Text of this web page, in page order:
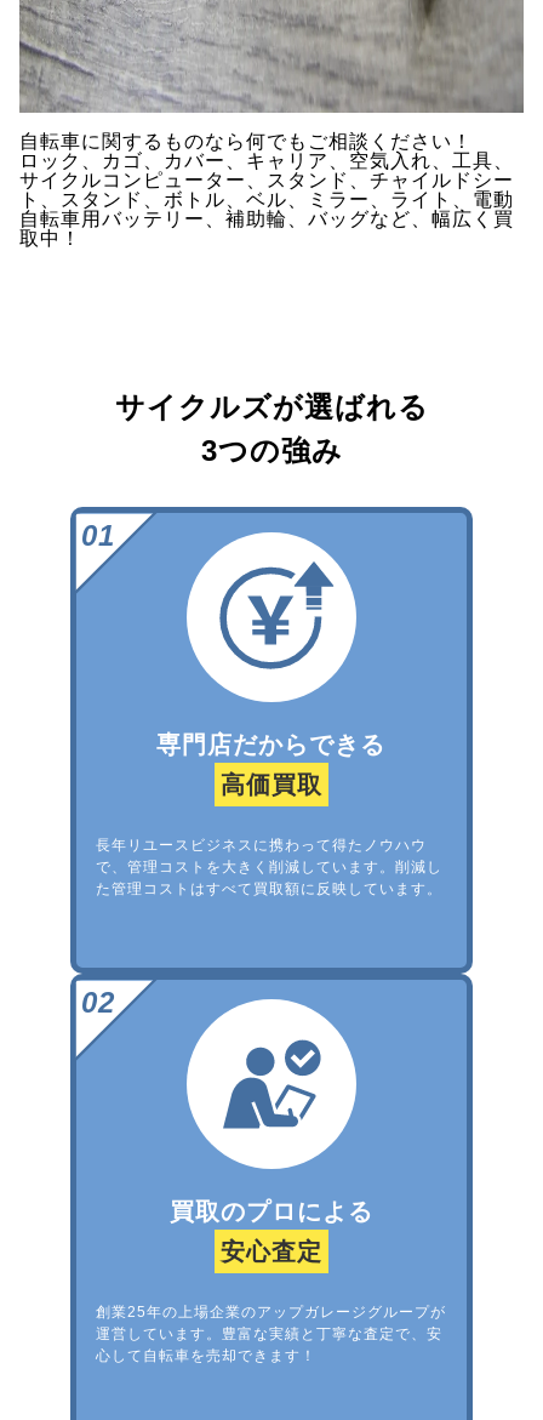
自転車に関するものなら何でもご相談ください！
ロック、カゴ、カバー、キャリア、空気入れ、工具、
サイクルコンピューター、スタンド、チャイルドシー
ト、スタンド、ボトル、ベル、ミラー、ライト、電動
自転車用バッテリー、補助輪、バッグなど、幅広く買
取中！
サイクルズが選ばれる
3つの強み
専門店だからできる
高価買取
長年リユースビジネスに携わって得たノウハウ
で、管理コストを大きく削減しています。削減し
た管理コストはすべて買取額に反映しています。
買取のプロによる
安心査定
創業25年の上場企業のアップガレージグループが
運営しています。豊富な実績と丁寧な査定で、安
心して自転車を売却できます！